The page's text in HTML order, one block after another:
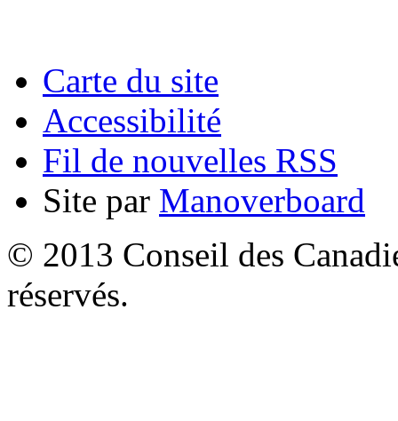
Carte du site
Accessibilité
Fil de nouvelles RSS
Site par Manoverboard
© 2013 Conseil des
réservés.